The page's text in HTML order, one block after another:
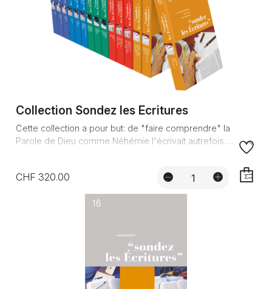
Collection Sondez les Ecritures
Cette collection a pour but: de "faire comprendre" la
Parole de Dieu comme Néhémie l'écrivait autrefois. ...
CHF 320.00